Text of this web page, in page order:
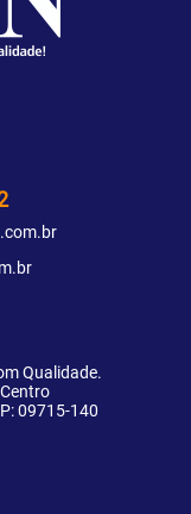
Qualidade.
09715-140